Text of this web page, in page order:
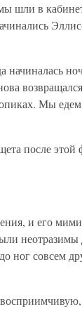
шли в
Мы едем
после этой
и его
неотразимы
ног совсем